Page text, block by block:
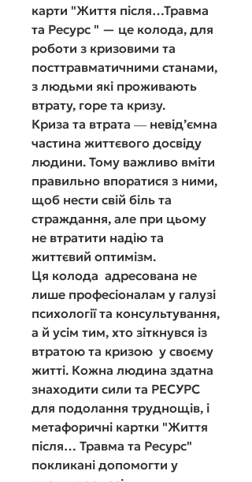
карти "Життя після…Травма
та Ресурс " — це колода, для
роботи з кризовими та
посттравматичними станами,
з людьми які проживають
втрату, горе та кризу.
Криза та втрата ― невід’ємна
частина життєвого досвіду
людини. Тому важливо вміти
правильно впоратися з ними,
щоб нести свій біль та
страждання, але при цьому
не втратити надію та
життєвий оптимізм.
Ця колода адресована не
лише професіоналам у галузі
психології та консультування,
а й усім тим, хто зіткнувся із
втратою та кризою у своєму
житті. Кожна людина здатна
знаходити сили та РЕСУРС
для подолання труднощів, і
метафоричні картки "Життя
після… Травма та Ресурс"
покликані допомогти у